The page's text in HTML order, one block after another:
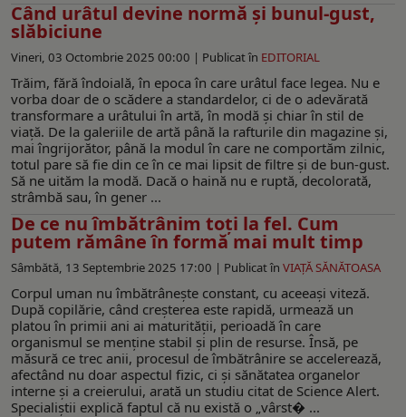
Când urâtul devine normă și bunul-gust,
slăbiciune
Vineri, 03 Octombrie 2025 00:00 | Publicat în EDITORIAL
Trăim, fără îndoială, în epoca în care urâtul face legea. Nu e
vorba doar de o scădere a standardelor, ci de o adevărată
transformare a urâtului în artă, în modă și chiar în stil de
viață. De la galeriile de artă până la rafturile din magazine și,
mai îngrijorător, până la modul în care ne comportăm zilnic,
totul pare să fie din ce în ce mai lipsit de filtre și de bun-gust.
Să ne uităm la modă. Dacă o haină nu e ruptă, decolorată,
strâmbă sau, în gener ...
De ce nu îmbătrânim toți la fel. Cum
putem rămâne în formă mai mult timp
Sâmbătă, 13 Septembrie 2025 17:00 | Publicat în VIAŢĂ SĂNĂTOASA
Corpul uman nu îmbătrânește constant, cu aceeași viteză.
După copilărie, când creșterea este rapidă, urmează un
platou în primii ani ai maturității, perioadă în care
organismul se menține stabil și plin de resurse. Însă, pe
măsură ce trec anii, procesul de îmbătrânire se accelerează,
afectând nu doar aspectul fizic, ci și sănătatea organelor
interne și a creierului, arată un studiu citat de Science Alert.
Specialiștii explică faptul că nu există o „vârst� ...